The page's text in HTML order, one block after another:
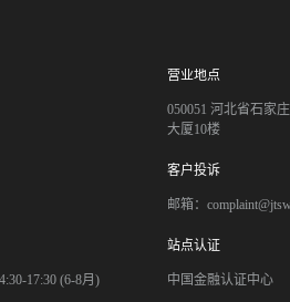
营业地点
050051 河北省石家
大厦10楼
客户投诉
邮箱：
17:30 (6-8月)
站点认证
中国金融认证中心